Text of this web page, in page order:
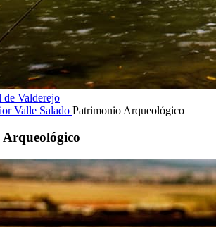
de Valderejo
Valle Salado Patrimonio Arqueológico